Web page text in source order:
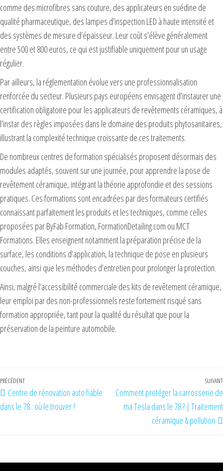
comme des microfibres sans couture, des applicateurs en suédine de
qualité pharmaceutique, des lampes d’inspection LED à haute intensité et
des systèmes de mesure d’épaisseur. Leur coût s’élève généralement
entre 500 et 800 euros, ce qui est justifiable uniquement pour un usage
régulier.
Par ailleurs, la réglementation évolue vers une professionnalisation
renforcée du secteur. Plusieurs pays européens envisagent d’instaurer une
certification obligatoire pour les applicateurs de revêtements céramiques, à
l’instar des règles imposées dans le domaine des produits phytosanitaires,
illustrant la complexité technique croissante de ces traitements.
De nombreux centres de formation spécialisés proposent désormais des
modules adaptés, souvent sur une journée, pour apprendre la pose de
revêtement céramique, intégrant la théorie approfondie et des sessions
pratiques. Ces formations sont encadrées par des formateurs certifiés
connaissant parfaitement les produits et les techniques, comme celles
proposées par ByFab Formation, FormationDetailing.com ou MCT
Formations. Elles enseignent notamment la préparation précise de la
surface, les conditions d’application, la technique de pose en plusieurs
couches, ainsi que les méthodes d’entretien pour prolonger la protection.
Ainsi, malgré l’accessibilité commerciale des kits de revêtement céramique,
leur emploi par des non-professionnels reste fortement risqué sans
formation appropriée, tant pour la qualité du résultat que pour la
préservation de la peinture automobile.
PRÉCÉDENT
Centre de rénovation auto fiable
dans le 78 : où le trouver ?
SUIVANT
Comment protéger la carrosserie de
ma Tesla dans le 78 ? | Traitement
céramique & pollution